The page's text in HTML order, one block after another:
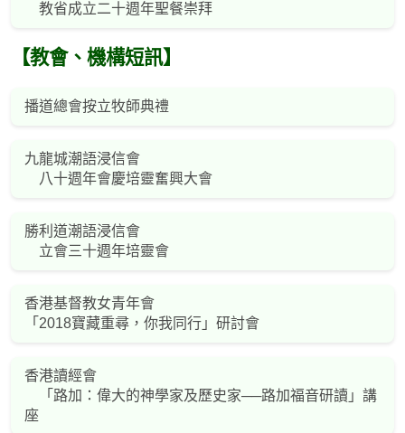
教省成立二十週年聖餐崇拜
【教會、機構短訊】
播道總會按立牧師典禮
九龍城潮語浸信會
八十週年會慶培靈奮興大會
勝利道潮語浸信會
立會三十週年培靈會
香港基督教女青年會
「2018寶藏重尋，你我同行」研討會
香港讀經會
「路加：偉大的神學家及歷史家──路加福音研讀」講
座